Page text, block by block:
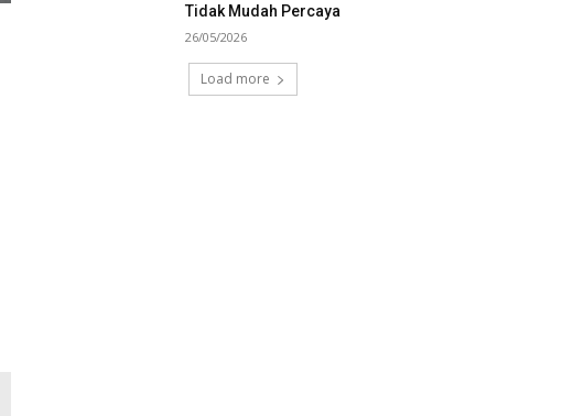
Tidak Mudah Percaya
26/05/2026
Load more